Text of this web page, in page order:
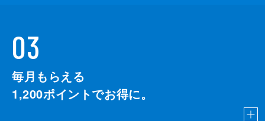
03
毎月もらえる
1,200ポイントでお得に。